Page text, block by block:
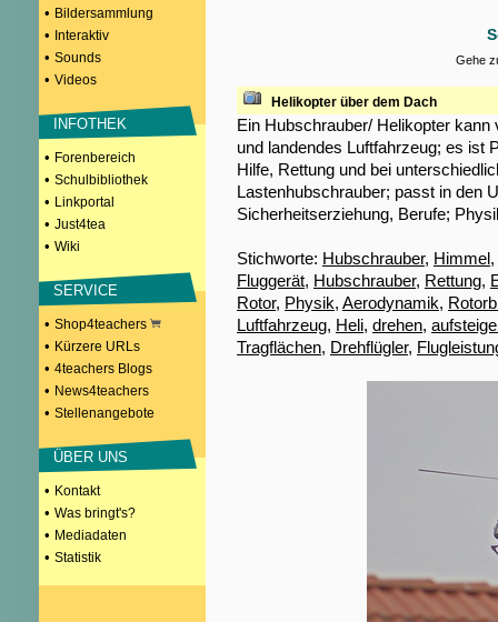
• Bildersammlung
• Interaktiv
• Sounds
• Videos
INFOTHEK
• Forenbereich
• Schulbibliothek
• Linkportal
• Just4tea
• Wiki
SERVICE
• Shop4teachers
• Kürzere URLs
• 4teachers Blogs
• News4teachers
• Stellenangebote
ÜBER UNS
• Kontakt
• Was bringt's?
• Mediadaten
• Statistik
Gehe
Helikopter über dem Dach
Ein Hubschrauber/ Helikopter
und landendes Luftfahrzeug; es ist
Hilfe, Rettung und bei
Lastenhubschrauber; passt in den
Sicherheitserziehung, Berufe;
Stichworte: Hubschrauber, Himmel,
Fluggerät, Hubschrauber, Rettung,
Rotor, Physik, Aerodynamik,
Luftfahrzeug, Heli, drehen,
Tragflächen, Drehflügler,